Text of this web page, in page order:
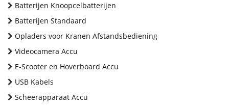
Batterijen Knoopcelbatterijen
Batterijen Standaard
Opladers voor Kranen Afstandsbediening
Videocamera Accu
E-Scooter en Hoverboard Accu
USB Kabels
Scheerapparaat Accu